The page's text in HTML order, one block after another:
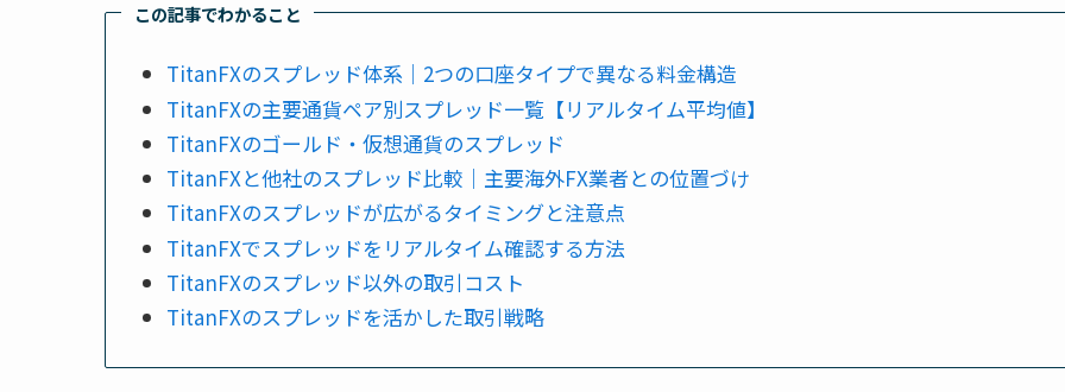
この記事でわかること
TitanFXのスプレッド体系｜2つの口座タイプで異なる料金構造
TitanFXの主要通貨ペア別スプレッド一覧【リアルタイム平均値】
TitanFXのゴールド・仮想通貨のスプレッド
TitanFXと他社のスプレッド比較｜主要海外FX業者との位置づけ
TitanFXのスプレッドが広がるタイミングと注意点
TitanFXでスプレッドをリアルタイム確認する方法
TitanFXのスプレッド以外の取引コスト
TitanFXのスプレッドを活かした取引戦略